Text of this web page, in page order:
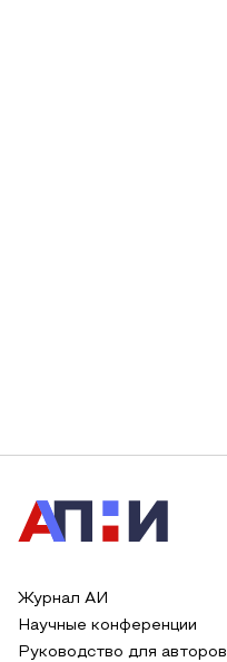
Журнал АИ
Научные конференции
Руководство для авторов